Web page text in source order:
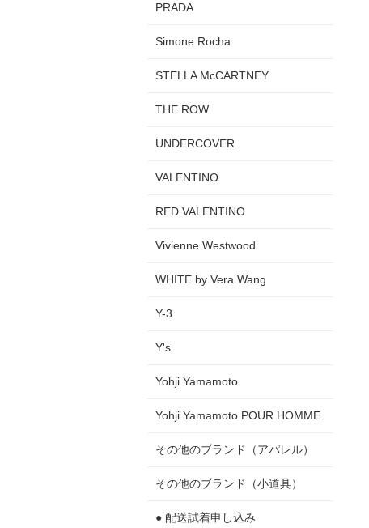
PRADA
Simone Rocha
STELLA McCARTNEY
THE ROW
UNDERCOVER
VALENTINO
RED VALENTINO
Vivienne Westwood
WHITE by Vera Wang
Y-3
Y's
Yohji Yamamoto
Yohji Yamamoto POUR HOMME
その他のブランド（アパレル）
その他のブランド（小道具）
● 配送試着申し込み